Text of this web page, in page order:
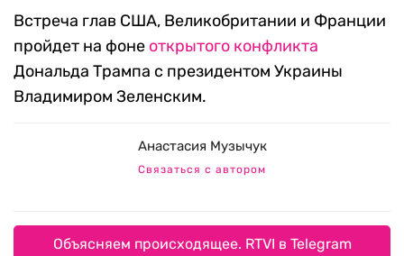
Встреча глав США, Великобритании и Франции
пройдет на фоне открытого конфликта
Дональда Трампа с президентом Украины
Владимиром Зеленским.
Анастасия Музычук
Связаться с автором
Объясняем происходящее. RTVI в Telegram